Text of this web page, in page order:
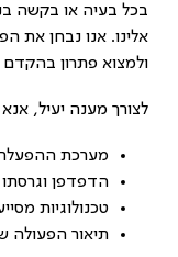
בכל בעיה או בקשה
אלינו. אנו נבחן את
ולמצוא פתרון
לצורך מענה יעיל, אנא
מערכת
הדפדפן וגרסתו
טכנולוגיות
תיאור הפעולה